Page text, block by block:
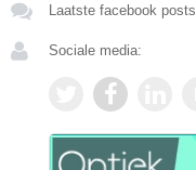
Laatste facebook posts
Sociale media: